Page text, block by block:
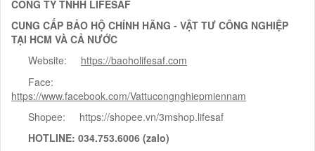
CÔNG TY TNHH LIFESAF
CUNG CẤP BẢO HỘ CHÍNH HÃNG - VẬT TƯ CÔNG NGHIỆP
TẠI HCM VÀ CẢ NƯỚC
Website: https://baoholifesaf.com
Face:
https://www.facebook.com/Vattucongnghiepmiennam
Shopee: https://shopee.vn/3mshop.lifesaf
HOTLINE: 034.753.6006 (zalo)